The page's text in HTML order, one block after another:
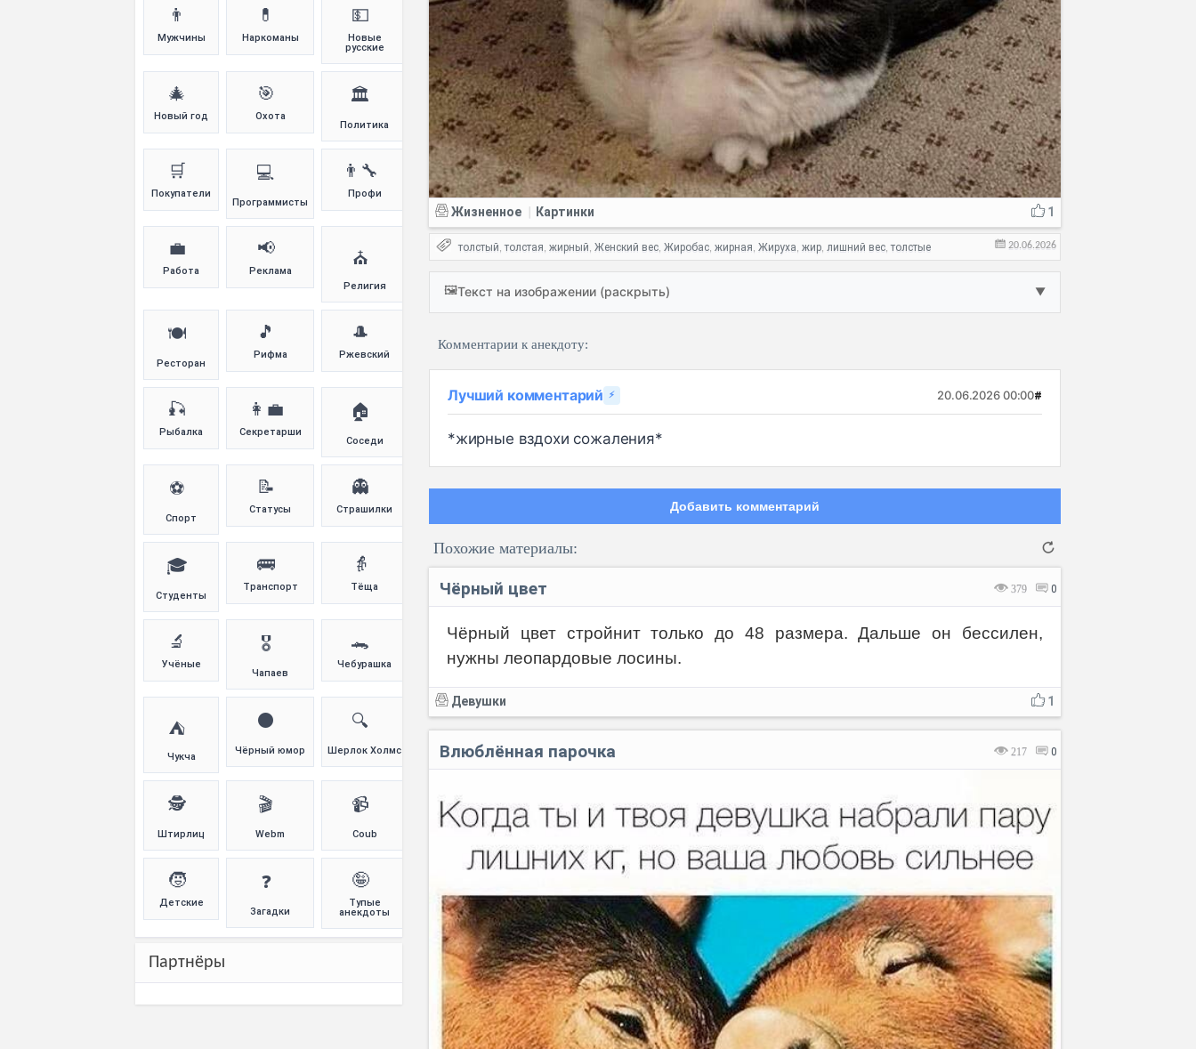
1
Жизненное Картинки
20.06.2026
толстый,толстая, жирный, Женский вес, Жиробас, жирная, Жируха, жир, лишний вес,толстые
🖼️Текст на изображении (раскрыть) ▼
Комментарии к анекдоту:
Лучший комментарий ⚡ 20.06.2026 00:00#
*жирные вздохи сожаления*
Добавить комментарий
Похожие материалы:
379 0
Чёрный цвет
Чёрный цвет стройнит только до 48 размера. Дальше он бессилен,
нужны леопардовые лосины.
1
Девушки
217 0
Влюблённая парочка
👨
Мужчины
💊
Наркоманы
💵
Новые
русские
🎄
Новый год
🎯
Охота
🏛️
Политика
🛒
Покупатели
💻
Программисты
👨‍🔧
Профи
💼
Работа
📢
Реклама
⛪
Религия
🍽️
Ресторан
🎵
Рифма
🎩
Ржевский
🎣
Рыбалка
👩‍💼
Секретарши
🏠
Соседи
⚽
Спорт
📝
Статусы
👻
Страшилки
🎓
Студенты
🚌
Транспорт
👵
Тёща
🔬
Учёные
🎖️
Чапаев
🐊
Чебурашка
⛺
Чукча
⚫
Чёрный юмор
🔍
Шерлок Холмс
🕵️
Штирлиц
🎬
Webm
📹
Coub
🧒
Детские
❓
Загадки
🤪
Тупые
анекдоты
Партнёры